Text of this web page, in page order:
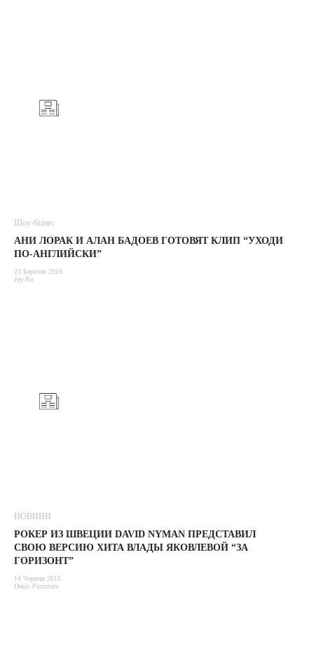
Шоу-бізнес
АНИ ЛОРАК И АЛАН БАДОЕВ ГОТОВЯТ КЛИП “УХОДИ
ПО-АНГЛИЙСКИ”
23 Березня 2016
Jey Ro
НОВИНИ
РОКЕР ИЗ ШВЕЦИИ DAVID NYMAN ПРЕДСТАВИЛ
СВОЮ ВЕРСИЮ ХИТА ВЛАДЫ ЯКОВЛЕВОЙ “ЗА
ГОРИЗОНТ”
14 Червня 2015
Denis Putintsev